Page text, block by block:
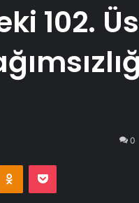
102. Üs
0
Odnoklassniki
Pocket